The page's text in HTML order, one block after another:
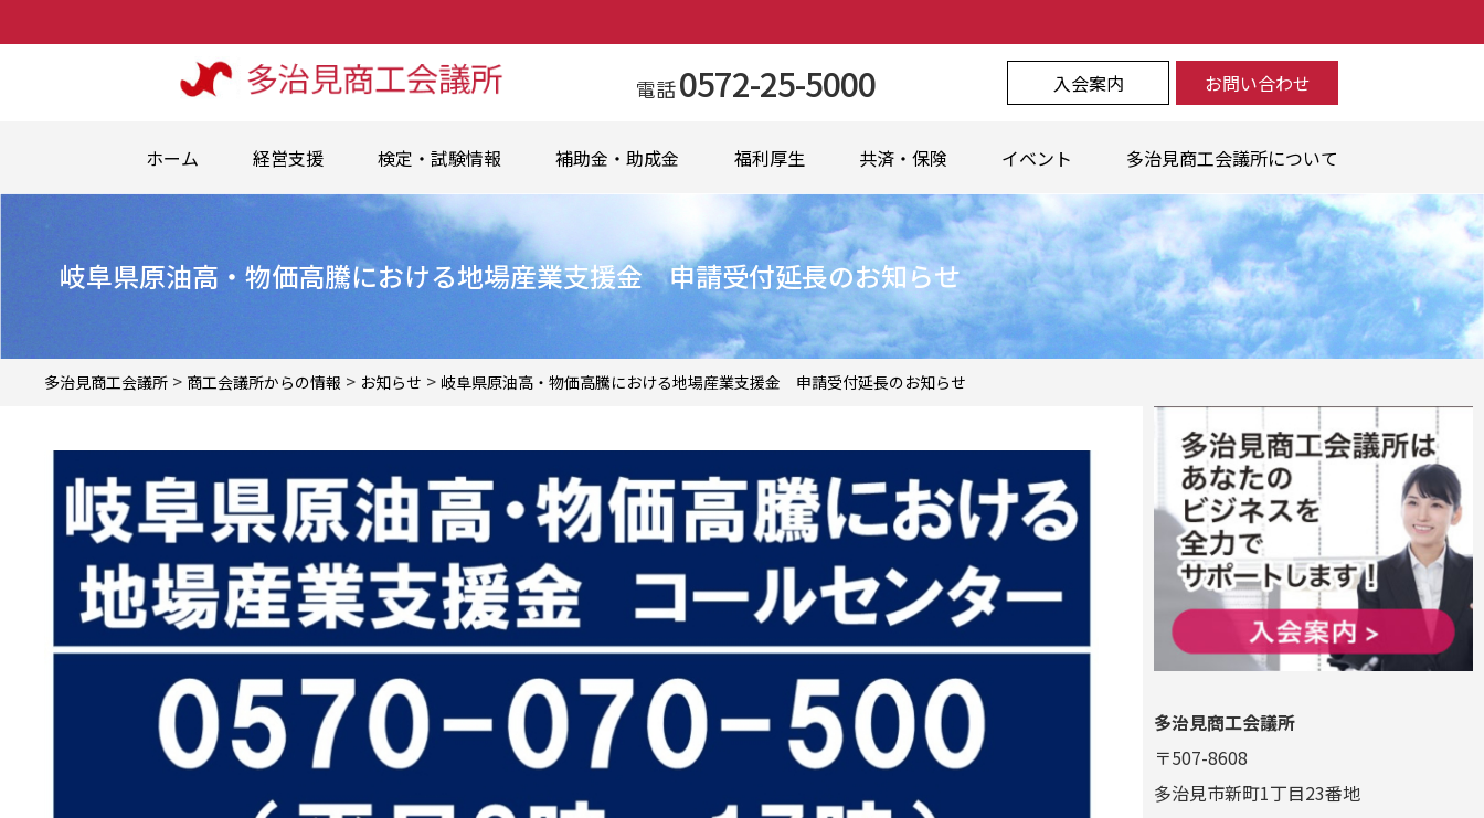
電話0572-25-5000 入会案内 お問い合わせ
ホーム 経営支援 検定・試験情報 補助金・助成金 福利厚生 共済・保険 イベント 多治見商工会議所について
岐阜県原油高・物価高騰における地場産業支援金 申請受付延長のお知らせ
多治見商工会議所 > 商工会議所からの情報 > お知らせ > 岐阜県原油高・物価高騰における地場産業支援金 申請受付延長のお知らせ
多治見商工会議所
〒507-8608
多治見市新町1丁目23番地